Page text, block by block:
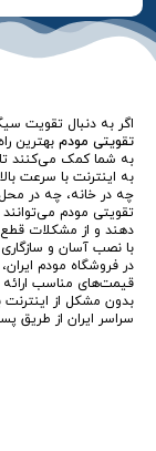
اگر به دنبال تقویت
تقویتی مودم بهترین
به شما کمک می‌کنند تا
به اینترنت با سرعت
چه در خانه، چه در
تقویتی مودم
دهند و از مشکلات
با نصب آسان و
در فروشگاه مودم‌
قیمت‌های مناسب
بدون مشکل از اینترنت
سراسر ایران از طریق